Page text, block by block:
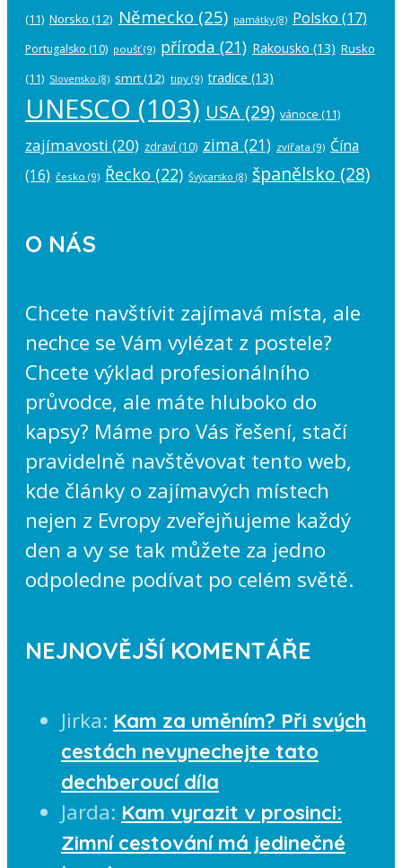
(11) Norsko (12) Německo (25) památky(8) Polsko (17)
Portugalsko (10) poušť(9) příroda (21) Rakousko (13) Rusko
(11) Slovensko (8) smrt(12) tipy (9) tradice (13)
UNESCO (103) USA (29) vánoce (11)
zajímavosti (20) zdraví (10) zima (21) zvířata (9) Čína
(16) česko (9) Řecko (22) Švýcarsko (8) španělsko (28)
O NÁS
Chcete navštívit zajímavá místa, ale
nechce se Vám vylézat z postele?
Chcete výklad profesionálního
průvodce, ale máte hluboko do
kapsy? Máme pro Vás řešení, stačí
pravidelně navštěvovat tento web,
kde články o zajímavých místech
nejen z Evropy zveřejňujeme každý
den a vy se tak můžete za jedno
odpoledne podívat po celém světě.
NEJNOVĚJŠÍ KOMENTÁŘE
Jirka: Kam za uměním? Při svých
cestách nevynechejte tato
dechberoucí díla
Jarda: Kam vyrazit v prosinci:
Zimní cestování má jedinečné